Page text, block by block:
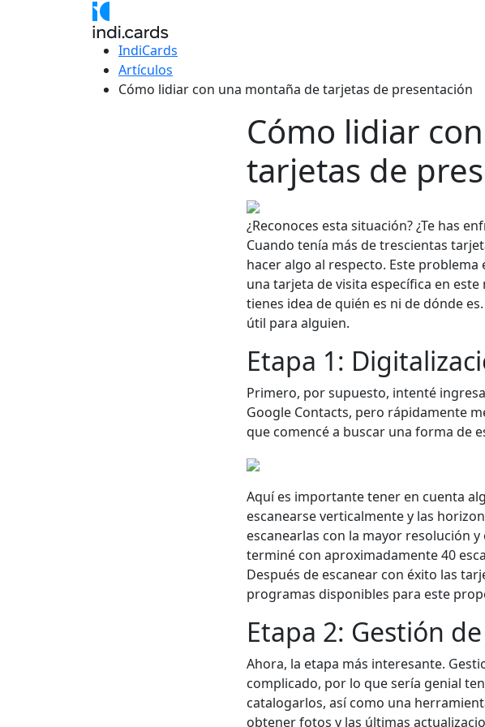
IndiCards
Artículos
Cómo lidiar con una montaña de tarjetas de presentación
Cómo lidiar
tarjetas de
¿Reconoces esta situación? ¿Te has
Cuando tenía más de trescientas
hacer algo al respecto. Este
una tarjeta de visita específica en
tienes idea de quién es ni de dónde
útil para alguien.
Etapa 1:
Primero, por supuesto, intenté
Google Contacts, pero rápidamente
que comencé a buscar una forma de
Aquí es importante tener en cuenta
escanearse verticalmente y las
escanearlas con la mayor resolución
terminé con aproximadamente 40
Después de escanear con éxito las
programas disponibles para este
Etapa 2: Gestión
Ahora, la etapa más interesante.
complicado, por lo que sería genial
catalogarlos, así como una
obtener fotos y las últimas